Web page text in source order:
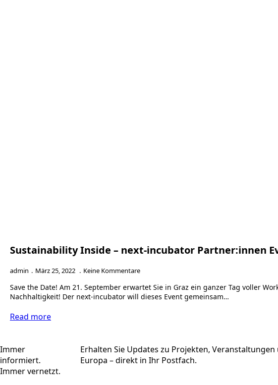
Sustainability Inside – next-incubator Partner:innen
admin März 25, 2022 Keine Kommentare
Save the Date! Am 21. September erwartet Sie in Graz ein ganzer Tag voller
Nachhaltigkeit! Der next-incubator will dieses Event gemeinsam…
Read more
Immer
informiert.
Immer vernetzt.
Erhalten Sie Updates zu Projekten,
Europa – direkt in Ihr Postfach.